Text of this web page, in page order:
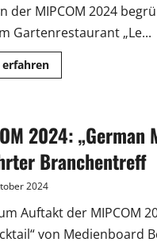
der MIPCOM 2024
Gartenrestaurant „Le...
erfahrenMehr
Informationen
in
Cannes:
Nach
der
Messe
ab
den
Garten
2024:
Branchentreff
2024
Auftakt der MIPCOM
von Medienboard